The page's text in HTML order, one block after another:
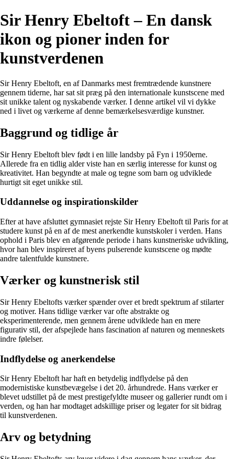
Sir Henry Ebeltoft – En dansk
ikon og pioner inden for
kunstverdenen
Sir Henry Ebeltoft, en af Danmarks mest fremtrædende kunstnere
gennem tiderne, har sat sit præg på den internationale kunstscene med
sit unikke talent og nyskabende værker. I denne artikel vil vi dykke
ned i livet og værkerne af denne bemærkelsesværdige kunstner.
Baggrund og tidlige år
Sir Henry Ebeltoft blev født i en lille landsby på Fyn i 1950erne.
Allerede fra en tidlig alder viste han en særlig interesse for kunst og
kreativitet. Han begyndte at male og tegne som barn og udviklede
hurtigt sit eget unikke stil.
Uddannelse og inspirationskilder
Efter at have afsluttet gymnasiet rejste Sir Henry Ebeltoft til Paris for at
studere kunst på en af de mest anerkendte kunstskoler i verden. Hans
ophold i Paris blev en afgørende periode i hans kunstneriske udvikling,
hvor han blev inspireret af byens pulserende kunstscene og mødte
andre talentfulde kunstnere.
Værker og kunstnerisk stil
Sir Henry Ebeltofts værker spænder over et bredt spektrum af stilarter
og motiver. Hans tidlige værker var ofte abstrakte og
eksperimenterende, men gennem årene udviklede han en mere
figurativ stil, der afspejlede hans fascination af naturen og menneskets
indre følelser.
Indflydelse og anerkendelse
Sir Henry Ebeltoft har haft en betydelig indflydelse på den
modernistiske kunstbevægelse i det 20. århundrede. Hans værker er
blevet udstillet på de mest prestigefyldte museer og gallerier rundt om i
verden, og han har modtaget adskillige priser og legater for sit bidrag
til kunstverdenen.
Arv og betydning